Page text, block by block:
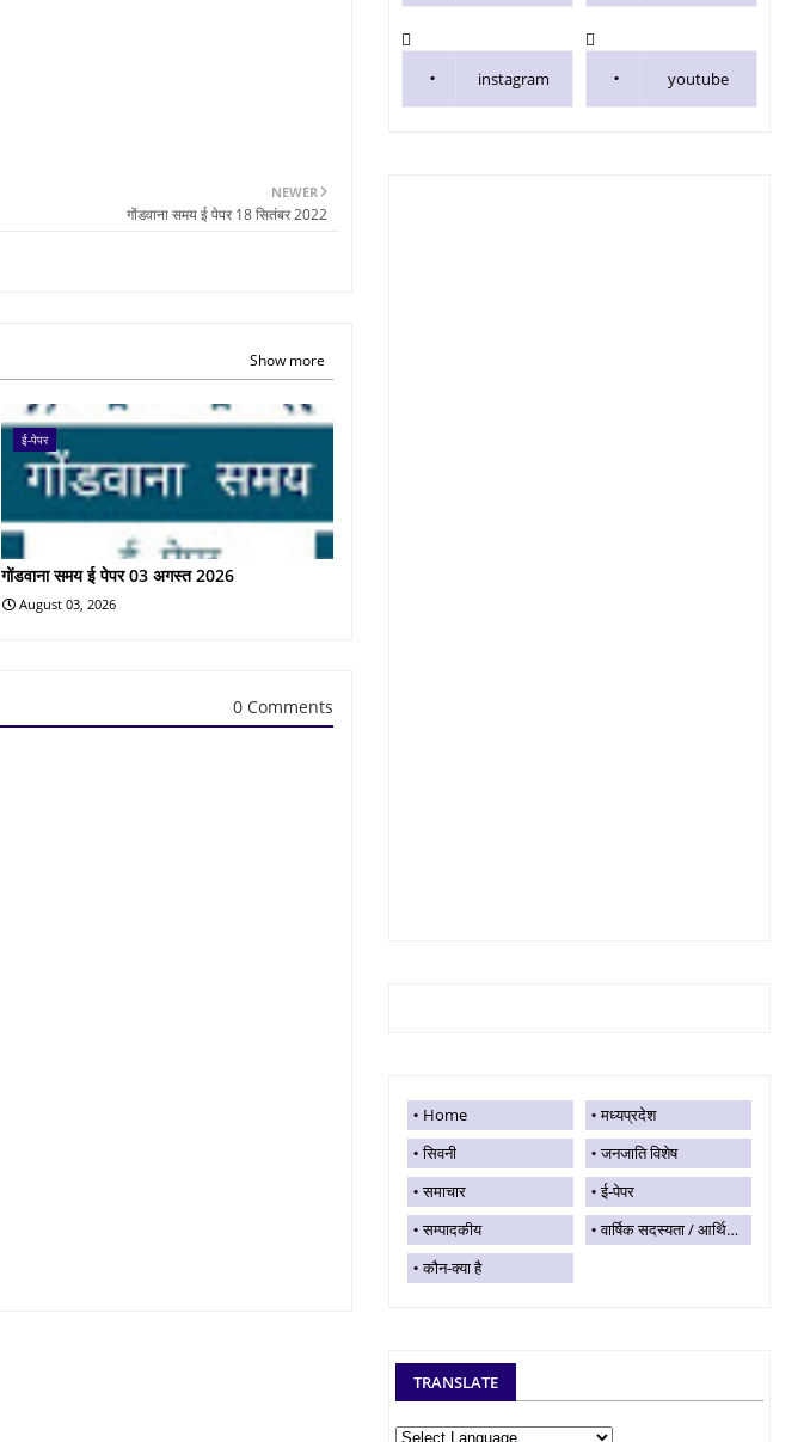
NEWER
गोंडवाना समय ई पेपर 18 सितंबर 2022
Show more
ई-पेपर
गोंडवाना समय ई पेपर 03 अगस्त 2026
August 03, 2026
0 Comments
instagram youtube
Home
मध्यप्रदेश
सिवनी
जनजाति विशेष
समाचार
ई-पेपर
सम्पादकीय
वार्षिक सदस्यता / आर्थिक सहयोग
कौन-क्या है
TRANSLATE